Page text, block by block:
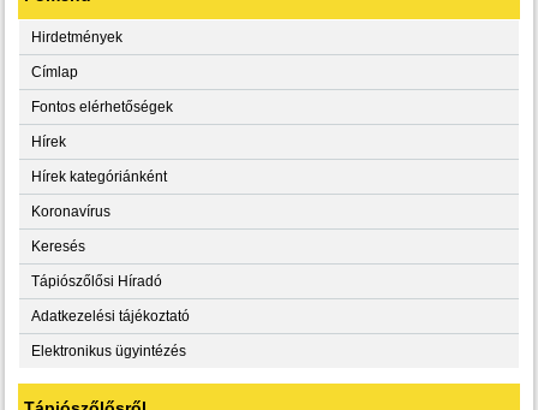
Hirdetmények
Címlap
Fontos elérhetőségek
Hírek
Hírek kategóriánként
Koronavírus
Keresés
Tápiószőlősi Híradó
Adatkezelési tájékoztató
Elektronikus ügyintézés